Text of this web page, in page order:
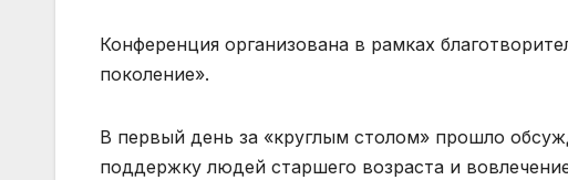
Конференция организована в рамках
поколение».
В первый день за «круглым столом» прошло
поддержку людей старшего возраста и